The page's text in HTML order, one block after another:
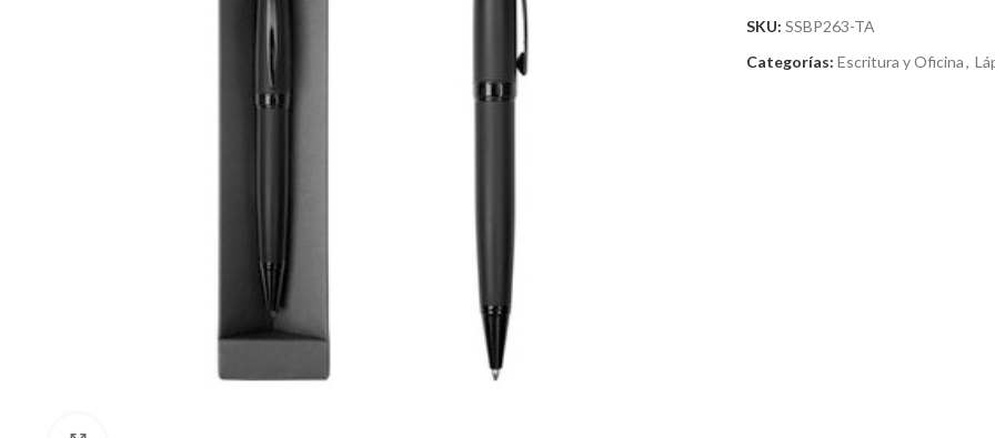
SKU: SSBP263-TA
Categorías: Escritura y Oficina,